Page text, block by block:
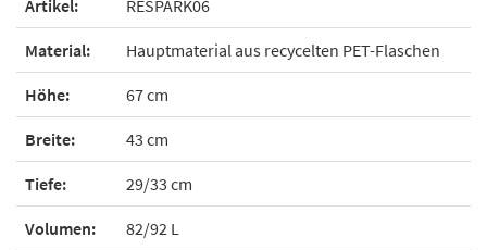
Artikel: RESPARK06
Material: Hauptmaterial aus recycelten PET-Flaschen
Höhe: 67 cm
Breite: 43 cm
Tiefe: 29/33 cm
Volumen: 82/92 L